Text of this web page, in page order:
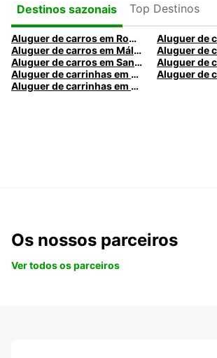
Destinos sazonais
Top Destinos
Aluguer de carros em Roma
Aluguer de carros em Málaga
Aluguer de carros em Santa Maria da Feira
Aluguer de
Aluguer de carrinhas em Nice
Aluguer de carrinhas em Caldas da Rainha
Os nossos parceiros
Ver todos os parceiros